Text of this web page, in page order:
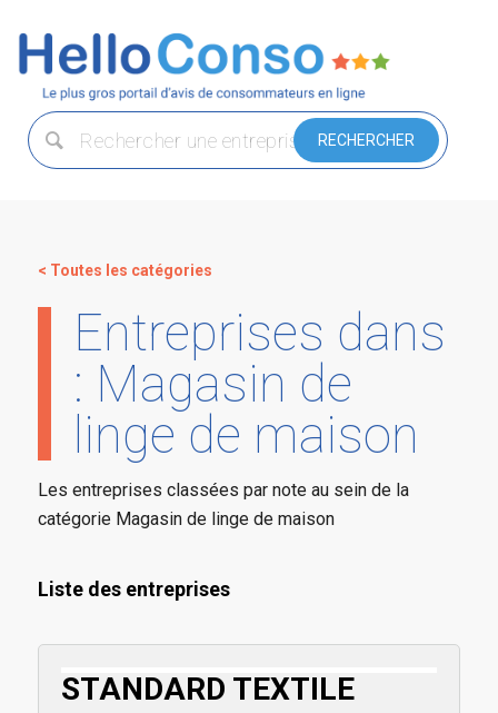
< Toutes les catégories
Entreprises dans
: Magasin de
linge de maison
Les entreprises classées par note au sein de la
catégorie Magasin de linge de maison
Liste des entreprises
STANDARD TEXTILE